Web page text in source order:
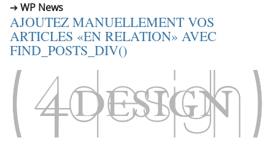
a
t
i
o
p
a
u
c
o
n
WP News
AJOUTEZ MANUELLEMENT VOS
ARTICLES «EN RELATION» AVEC
FIND_POSTS_DIV()